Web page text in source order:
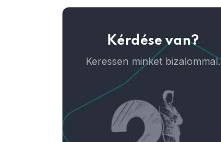
Kérdése van?
Keressen minket bizalommal.